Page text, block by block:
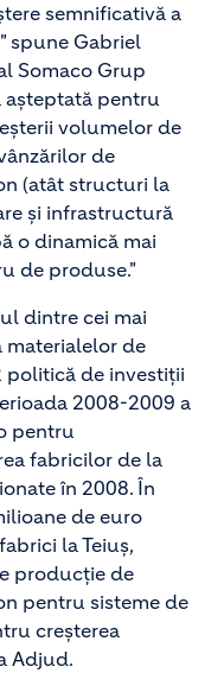
semnificativă a
spune Gabriel
Somaco Grup
așteptată pentru
volumelor de
de
(atât structuri la
și infrastructură
o dinamică mai
de produse."
dintre cei mai
materialelor de
politică de investiții
2008-2009 a
pentru
fabricilor de la
în 2008. În
de euro
la Teiuș,
producție de
pentru sisteme de
creșterea
Adjud.